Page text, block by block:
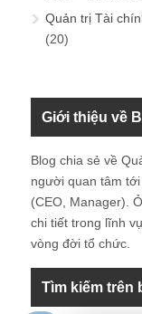
Quản trị Tài
(20)
Giới thiệu về
Blog chia sẻ về
người quan tâm
(CEO, Manager).
chi tiết trong lĩnh
vòng đời tổ chức.
Tìm kiếm trên